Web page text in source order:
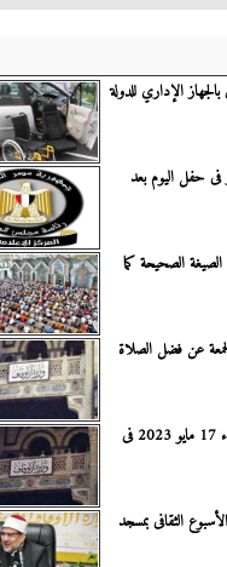
الإداري للدولة
فى حفل اليوم بعد
الصيغة الصحيحة كما
عن فضل الصلاة
مواقيت الصلاة اليوم الأربعاء 17 مايو 2023 فى
الثقافى بمسجد